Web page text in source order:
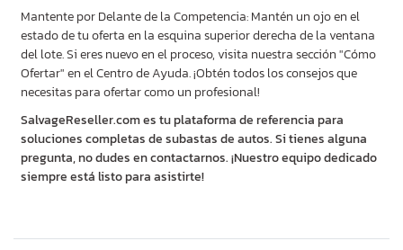
Mantente por Delante de la Competencia: Mantén un ojo en el
estado de tu oferta en la esquina superior derecha de la ventana
del lote. Si eres nuevo en el proceso, visita nuestra sección "Cómo
Ofertar" en el Centro de Ayuda. ¡Obtén todos los consejos que
necesitas para ofertar como un profesional!
SalvageReseller.com es tu plataforma de referencia para
soluciones completas de subastas de autos. Si tienes alguna
pregunta, no dudes en contactarnos. ¡Nuestro equipo dedicado
siempre está listo para asistirte!